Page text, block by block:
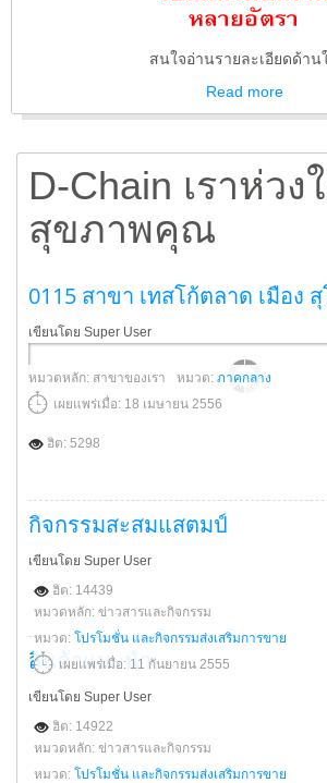
สนใจอ่านรายละเอียดด้าน
Read more
D-Chain เราห่วง
สุขภาพคุณ
0115 สาขา เทสโก้ตลาด เมือง
เขียนโดย Super User
หมวดหลัก: สาขาของเรา หมวด: ภาคกลาง
เผยแพร่เมื่อ: 18 เมษายน 2556
ฮิต: 5298
กิจกรรมสะสมแสตมป์
เขียนโดย Super User
หมวดหลัก: ข่าวสารและกิจกรรม
หมวด: โปรโมชั่น และกิจกรรมส่งเสริมการขาย
เผยแพร่เมื่อ: 11 กันยายน 2555
ฮิต: 14439
สินค้าแนะนำ
เขียนโดย Super User
หมวดหลัก: ข่าวสารและกิจกรรม
หมวด: โปรโมชั่น และกิจกรรมส่งเสริมการขาย
ฮิต: 14922